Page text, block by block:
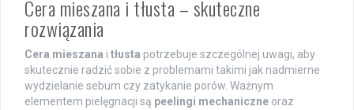
Cera mieszana i tłusta – skuteczne
rozwiązania
Cera mieszana i tłusta potrzebuje szczególnej uwagi, aby
skutecznie radzić sobie z problemami takimi jak nadmierne
wydzielanie sebum czy zatykanie porów. Ważnym
elementem pielęgnacji są peelingi mechaniczne oraz